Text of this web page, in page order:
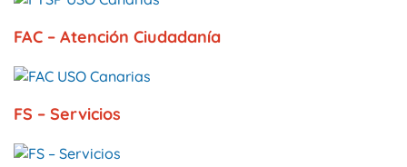
FAC – Atención Ciudadanía
FS – Servicios